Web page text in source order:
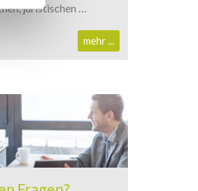
juristischen …
mehr ...